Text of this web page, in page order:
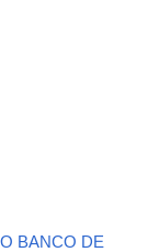
BANCO DE